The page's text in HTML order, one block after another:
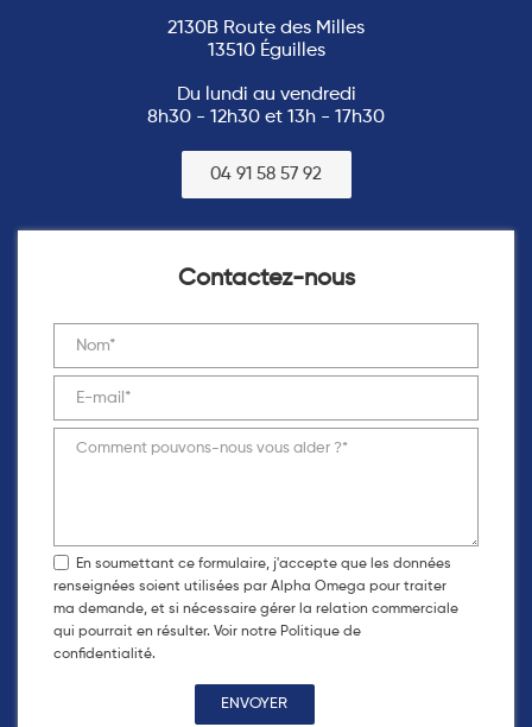
2130B Route des Milles
13510 Éguilles
Du lundi au vendredi
8h30 - 12h30 et 13h - 17h30
04 91 58 57 92
Contactez-nous
En soumettant ce formulaire, j'accepte que les données
renseignées soient utilisées par Alpha Omega pour traiter
ma demande, et si nécessaire gérer la relation commerciale
qui pourrait en résulter. Voir notre Politique de
confidentialité.